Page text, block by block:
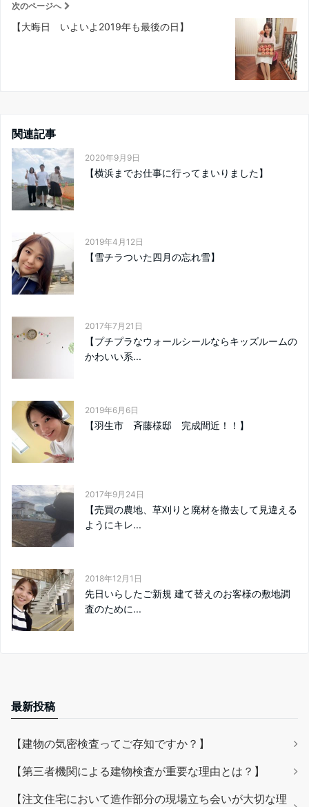
次のページへ
【大晦日 いよいよ2019年も最後の日】
関連記事
2020年9月9日
【横浜までお仕事に行ってまいりました】
2019年4月12日
【雪チラついた四月の忘れ雪】
2017年7月21日
【プチプラなウォールシールならキッズルームの
かわいい系...
2019年6月6日
【羽生市 斉藤様邸 完成間近！！】
2017年9月24日
【売買の農地、草刈りと廃材を撤去して見違える
ようにキレ...
2018年12月1日
先日いらしたご新規 建て替えのお客様の敷地調
査のために...
最新投稿
【建物の気密検査ってご存知ですか？】
【第三者機関による建物検査が重要な理由とは？】
【注文住宅において造作部分の現場立ち会いが大切な理